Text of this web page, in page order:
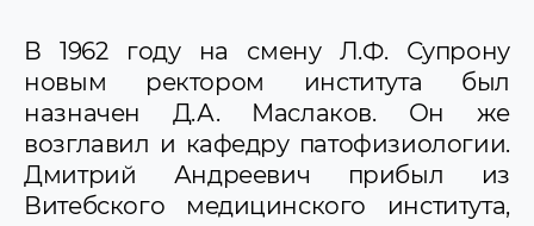
В 1962 году на смену Л.Ф. Супрону
новым ректором института был
назначен Д.А. Маслаков. Он же
возглавил и кафедру патофизиологии.
Дмитрий Андреевич прибыл из
Витебского медицинского института,